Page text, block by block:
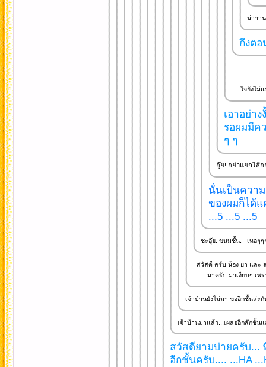
น่าาา
ถึงตอ
.ใจยังไม่แ
เอาอย่า
รอผมมีค
ๆ ๆ
อุ๊ย! อย่าแยกไส้
นั่นเป็นควา
ของผมก็ได้
...5 ...5 ...5
ชะอุ๊ย. ขนมชั้น. เหอๆๆ
สวัสดี ครับ น้อง ยา และ
มาครับ มาเงียบๆ เพร
เจ้าบ้านยังไม่มา ขออีกชั้นล่ะกั
เจ้าบ้านมาแล้ว...เผลออีกสักชั้
สวัสดียามบ่ายครับ...
อีกชั้นครับ.... ...HA